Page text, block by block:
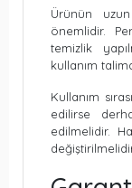
Ürünün
önemlidir.
temizlik
kullanım
Kullanım
edilirse
edilmelidir.